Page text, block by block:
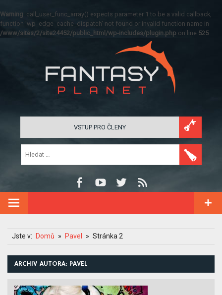
Warning: call_user_func_array() expects parameter 1 to be a valid callback,
function 'wp_edge_cache_dispatch' not found or invalid function name in
/www/sites/2/site24452/public_html/wp-includes/plugin.php on line 525
VSTUP PRO ČLENY
Jste v: Domů Pavel Stránka 2
ARCHIV AUTORA: PAVEL